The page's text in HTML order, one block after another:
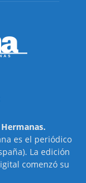
es el periódico
La edición
comenzó su